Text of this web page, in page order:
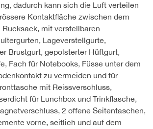
dadurch kann sich die Luft verteilen
Kontaktfläche zwischen dem
Rucksack, mit verstellbaren
Lageverstellgurte,
Brustgurt, gepolsterter Hüftgurt,
Fach für Notebooks, Füsse unter dem
zu vermeiden und für
mit Reissverschluss,
für Lunchbox und Trinkflasche,
2 offene Seitentaschen,
vorne, seitlich und auf dem